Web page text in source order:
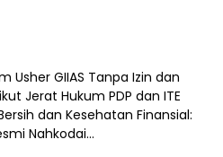
Usher GIIAS Tanpa Izin dan
Jerat Hukum PDP dan ITE
dan Kesehatan Finansial:
Nahkodai…